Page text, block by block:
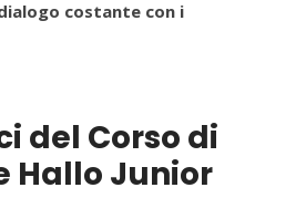
costante con i
del Corso di
Hallo Junior